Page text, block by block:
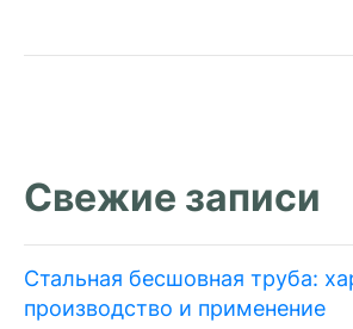
Свежие записи
Стальная бесшовная труба:
производство и применение